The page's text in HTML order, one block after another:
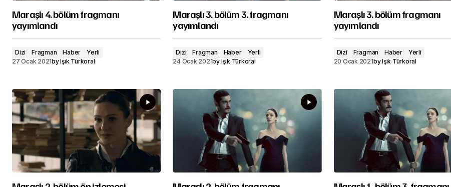
Maraşlı 4. bölüm fragmanı
yayımlandı
Dizi Fragman Haber
Yerli
27 Ocak 2021byIşık Türkoral
Maraşlı 3. bölüm 3. fragmanı
yayımlandı
Dizi Fragman Haber
Yerli
24 Ocak 2021by Işık Türkoral
Maraşlı 3. bölüm fragmanı
yayımlandı
Dizi Fragman Haber
Yerli
20 Ocak 2021byIşık Türkoral